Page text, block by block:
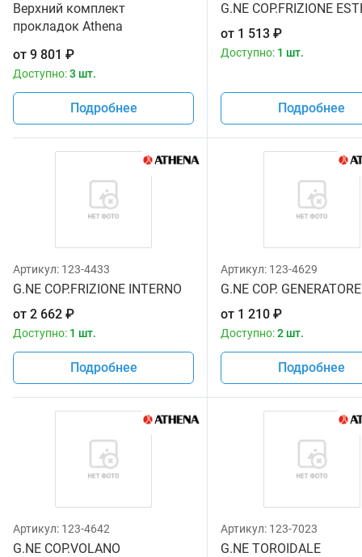
Верхний комплект
прокладок Athena
COP.VALV. P400250600024
от 9 801 ₽
Доступно:3 шт.
Подробнее
G.NE COP.FRIZIONE
от 1 513 ₽
Доступно: 1 шт.
Подробнее
Артикул: 123-4433
G.NE COP.FRIZIONE INTERNO
от 2 662 ₽
Доступно: 1 шт.
Подробнее
Артикул: 123-4629
G.NE COP. GENERATORE
от 1 210 ₽
Доступно:2 шт.
Подробнее
Артикул: 123-4642
G.NE COP.VOLANO
Артикул: 123-7023
G.NE TOROIDALE